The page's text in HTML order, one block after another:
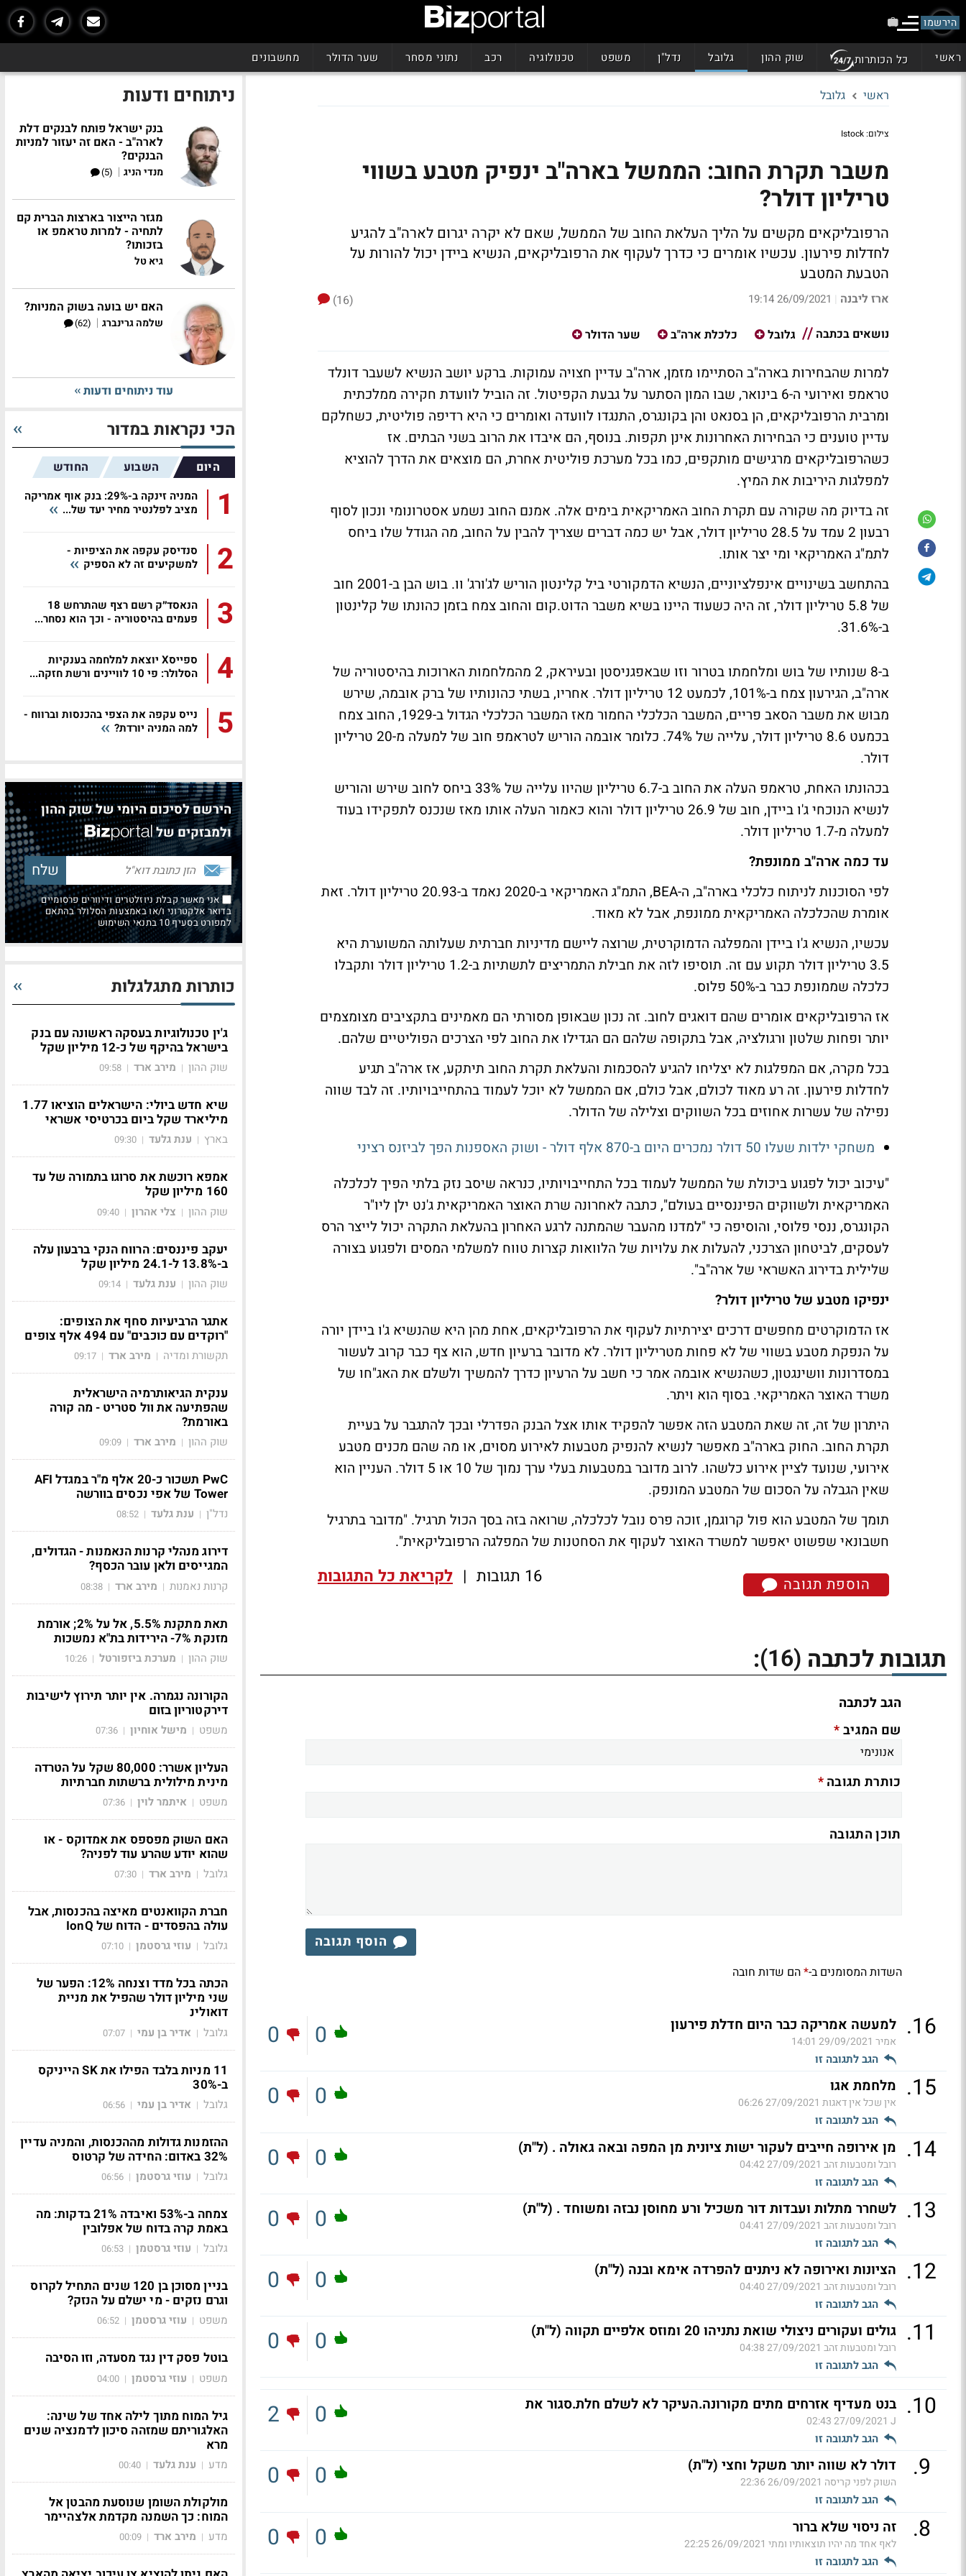
הירשמו
ראשי כל הכותרות שוק ההון גלובל נדל"ן משפט טכנולוגיה רכב נתוני מסחר שער הדולר מחשבונים
ראשי גלובל
צילום: Istock
משבר תקרת החוב: הממשל בארה"ב ינפיק מטבע בשווי
טריליון דולר?
הרפובליקאים מקשים על הליך העלאת החוב של הממשל, שאם לא יקרה יגרום לארה"ב להגיע
לחדלות פירעון. עכשיו אומרים כי כדרך לעקוף את הרפובליקאים, הנשיא ביידן יכול להורות על
הטבעת המטבע
ארז ליבנה |
26/09/2021 19:14
(16)
נושאים בכתבה
גלובל כלכלת ארה"ב שער הדולר
למרות שהבחירות בארה"ב הסתיימו מזמן, ארה"ב עדיין חצויה עמוקות. ברקע יושב הנשיא לשעבר דונלד
טראמפ ואירועי ה-6 בינואר, שבו המון הסתער על גבעת הקפיטול. זה הוביל לוועדת חקירה ממלכתית
ומרבית הרפובליקאים, הן בסנאט והן בקונגרס, התנגדו לוועדה ואומרים כי היא רדיפה פוליטית, כשחלקם
עדיין טוענים כי הבחירות האחרונות אינן תקפות. בנוסף, הם איבדו את הרוב בשני הבתים. אז
כשהרפובליקאים מרגישים מותקפים, כמו בכל מערכת פוליטית אחרת, הם מוצאים את הדרך להוציא
למפלגות היריבות את המיץ.
זה בדיוק מה שקורה עם תקרת החוב האמריקאית בימים אלה. אמנם החוב נשמע אסטרונומי ונכון לסוף
רבעון 2 עמד על 28.5 טריליון דולר, אבל יש כמה דברים שצריך להבין על החוב, מה הגודל שלו ביחס
לתמ"ג האמריקאי ומי יצר אותו.
בהתחשב בשינויים אינפלציוניים, הנשיא הדמקורטי ביל קלינטון הוריש לג'ורג' וו. בוש הבן ב-2001 חוב
של 5.8 טריליון דולר, זה היה כשעוד היינו בשיא משבר הדוט.קום והחוב צמח בזמן כהונתו של קלינטון
ב-31.6%.
ב-8 שנותיו של בוש ומלחמתו בטרור וזו שבאפגניסטן ובעיראק, 2 מהמלחמות הארוכות בהיסטוריה של
ארה"ב, הגירעון צמח ב-101%, לכמעט 12 טריליון דולר. אחריו, בשתי כהונותיו של ברק אובמה, שירש
מבוש את משבר הסאב פריים, המשבר הכלכלי החמור מאז המשבר הכלכלי הגדול ב-1929, החוב צמח
בכמעט 8.6 טריליון דולר, עלייה של 74%. כלומר אובמה הוריש לטראמפ חוב של למעלה מ-20 טריליון
דולר.
בכהונתו האחת, טראמפ העלה את החוב ב-6.7 טריליון שהיוו עלייה של 33% ביחס לחוב שירש והוריש
לנשיא הנוכחי ג'ו ביידן, חוב של 26.9 טריליון דולר והוא כאמור העלה אותו מאז שנכנס לתפקידו בעוד
למעלה מ-1.7 טריליון דולר.
עד כמה ארה"ב ממונפת?
לפי הסוכנות לניתוח כלכלי בארה"ב, ה-BEA, התמ"ג האמריקאי ב-2020 נאמד ב-20.93 טריליון דולר. זאת
אומרת שהכלכלה האמריקאית ממונפת, אבל לא מאוד.
עכשיו, הנשיא ג'ו ביידן והמפלגה הדמוקרטית, שרוצה ליישם מדיניות חברתית שעלותה המשוערת היא
3.5 טריליון דולר תקוע עם זה. תוסיפו לזה את חבילת התמריצים לתשתיות ב-1.2 טריליון דולר ותקבלו
כלכלה שממונפת כבר ב-50% פלוס.
אז הרפובליקאים אומרים שהם דואגים לחוב. זה נכון שבאופן מסורתי הם מאמינים בתקציבים מצומצמים
יותר ופחות שלטון ורגולציה, אבל בתקופה שלהם הם הגדילו את החוב לפי הצרכים הפוליטיים שלהם.
בכל מקרה, אם המפלגות לא יצליחו להגיע להסכמות והעלאת תקרת החוב תיתקע, אז ארה"ב תגיע
לחדלות פירעון. זה רע מאוד לכולם, אבל כולם, אם הממשל לא יוכל לעמוד בהתחייבויותיו. זה לבד שווה
נפילה של עשרות אחוזים בכל השווקים וצלילה של הדולר.
משחקי ילדות שעלו 50 דולר נמכרים היום ב-870 אלף דולר - ושוק האספנות הפך לביזנס רציני
"עיכוב יכול לפגוע ביכולת של הממשל לעמוד בכל התחייבויותיו, כנראה שיסב נזק בלתי הפיך לכלכלה
האמריקאית ולשווקים הפיננסיים בעולם", כתבה לאחרונה שרת האוצר האמריקאית ג'נט ילן ליו"ר
הקונגרס, ננסי פלוסי, והוסיפה כי "למדנו מהעבר שהמתנה לרגע האחרון בהעלאת התקרה יכול לייצר הרס
לעסקים, לביטחון הצרכני, להעלות את עלויות של הלוואות קצרות טווח למשלמי המסים ולפגוע בצורה
שלילית בדירוג האשראי של ארה"ב".
ינפיקו מטבע של טריליון דולר?
אז הדמוקרטים מחפשים דרכים יצירתיות לעקוף את הרפובליקאים, אחת מהן היא שהנשיא ג'ו ביידן יורה
על הנפקת מטבע בשווי של לא פחות מטריליון דולר. לא מדובר ברעיון חדש, הוא צף כבר קרוב לעשור
במסדרונות וושינגטון, כשהנשיא אובמה אמר כי חשב על הרעיון כדרך להמשיך ולשלם את האג"חו של
משרד האוצר האמריקאי. בסוף הוא ויתר.
היתרון של זה, זה שאת המטבע הזה אפשר להפקיד אותו אצל הבנק הפדרלי ובכך להתגבר על בעיית
תקרת החוב. החוק בארה"ב מאפשר לנשיא להנפיק מטבעות לאירוע מסוים, או מה שהם מכנים מטבע
אירועי, שנועד לציין אירוע כלשהו. לרוב מדובר במטבעות בעלי ערך נמוך של 10 או 5 דולר. העניין הוא
שאין הגבלה על הסכום של המטבע המונפק.
תומך של המטבע הוא פול קרוגמן, זוכה פרס נובל לכלכלה, שרואה בזה בסך הכול תרגיל. "מדובר בתרגיל
חשבונאי שפשוט יאפשר למשרד האוצר לעקוף את הסחטנות של המפלגה הרפובליקאית".
הוספת תגובה 16 תגובות | לקריאת כל התגובות
תגובות לכתבה (16)
:
הגב לכתבה
שם המגיב*
כותרת תגובה*
תוכן התגובה
הוסף תגובה
השדות המסומנים ב-*הם שדות חובה
16
. למעשה אמריקה כבר היום חדלת פירעון
אמיר 29/09/2021 14:01
הגב לתגובה זו
0
0
15
. מלחמת אגו
אין שכל אין דאגות 27/09/2021 06:26
הגב לתגובה זו
0
0
14
. מן אירופה חייבים לעקור ישות ציונית מן המפה ובאה גאולה . (ל"ת)
רובל ומטבעות זהב 27/09/2021 04:42
הגב לתגובה זו
0
0
13
. לשחרר מתלות ועבדות דור משכיל ורע מחוסן נבזה ומשוחד . (ל"ת)
רובל ומטבעות זהב 27/09/2021 04:41
הגב לתגובה זו
0
0
12
. הציונות ואירופה לא ניתנים להפרדה אימא ובנה (ל"ת)
רובל ומטבעות זהב 27/09/2021 04:40
הגב לתגובה זו
0
0
11
. גולים ועקורים ניצולי שואת נתניהו 20 ומוזס אלפיים תקווה (ל"ת)
רובל ומטבעות זהב 27/09/2021 04:38
הגב לתגובה זו
0
0
10
. בנט מעדיף אזרחים מתים מקורונה.העיקר לא לשלם חלת.סגור את
J
27/09/2021 02:43
הגב לתגובה זו
0
2
9
. דולר לא שווה יותר משקל וחצי (ל"ת)
השוק לפני קריסה 26/09/2021 22:36
הגב לתגובה זו
0
0
8
. זה ניסוי שלא ברור
לאף אחד מה יהיו תוצאותיו ומתי 26/09/2021 22:25
הגב לתגובה זו
0
0
ניתוחים ודעות
בנק ישראל פותח לבנקים דלת
לארה"ב - האם זה יעזור למניות
הבנקים?
מנדי הניג |
(5)
מגזר הייצור בארצות הברית קם
לתחיה - למרות טראמפ או
בזכותו?
גיא טל
האם יש בועה בשוק המניות?
שלמה גרינברג |
(62)
עוד ניתוחים ודעות
הכי נקראות במדור
היום השבוע החודש
1
המניה זינקה ב-29%: בנק אוף אמריקה
מציב לפלנטיר מחיר יעד של...
2
סנדיסק עקפה את הציפיות -
למשקיעים זה לא הספיק
3
הנאסד״ק רשם רצף שהתרחש 18
פעמים בהיסטוריה - וכך הוא נסחר...
4
ספייסX יוצאת למלחמה בענקיות
הסלולר: פי 10 לוויינים ורשת חזקה...
5
נייס עקפה את הצפי בהכנסות וברווח -
למה המניה יורדת?
הירשם לסיכום היומי של שוק ההון
ולמבזקים של
אני מאשר קבלת ניוזלטרים ודיוורים פרסומיים
בדואר אלקטרוני ו/או באמצעות הסלולר בהתאם
למפורט בסעיף 10 בתנאי השימוש
כותרות מתגלגלות
ג'ין טכנולוגיות בעסקה ראשונה עם בנק
בישראל בהיקף של כ-12 מיליון שקל
שוק ההון | מירב ארד |
09:58
שיא חדש ביולי: הישראלים הוציאו 1.77
מיליארד שקל ביום בכרטיסי אשראי
בארץ | ענת גלעד |
09:30
אמפא רוכשת את סרוגו בתמורה של עד
160 מיליון שקל
שוק ההון | צלי אהרון |
09:40
יעקב פיננסים: הרווח הנקי ברבעון עלה
ב-13.8% ל-24.1 מיליון שקל
שוק ההון | ענת גלעד |
09:14
אתגר הרביעיות סחף את הצופים:
"רוקדים עם כוכבים" עם 494 אלף צופים
תקשורת ומדיה | מירב ארד |
09:17
ענקית הגיאותרמיה הישראלית
שהפתיעה את וול סטריט - מה קורה
באורמת?
שוק ההון | מירב ארד |
09:09
PwC תשכור כ-20 אלף מ"ר במגדל AFI
Tower של אפי נכסים בוורשה
נדל"ן | ענת גלעד |
08:52
דירוג מנהלי קרנות הנאמנות - הגדולים,
המגייסים ולאן עובר הכסף?
קרנות נאמנות | מירב ארד |
08:38
תאת מתקנת 5.5%, אל על 2%; אורמת
מזנקת 7%- הירידות בת"א נמשכות
שוק ההון | מערכת ביזפורטל |
10:26
הקורונה נגמרה. אין יותר תירוץ לישיבות
דירקטוריון בזום
משפט | מישל אוחיון |
07:36
העליון אשרר: 80,000 שקל על הטרדה
מינית מילולית ברשתות חברתיות
משפט | איתמר לוין |
07:36
האם השוק מפספס את אמדוקס - או
שהוא יודע שהרע עוד לפניה?
גלובל | מירב ארד |
07:30
חברת הקוואנטים מאיצה בהכנסות, אבל
עולה בהפסדים - הדוח של IonQ
גלובל | עוזי גרסטמן |
07:10
הכתה בכל מדד וצנחה 12%: הפער של
שני מיליון דולר שהפיל את מניית
דואולינ
גלובל | אדיר בן עמי |
07:07
11 מניות בלבד הפילו את SK הייניקס
ב-30%
גלובל | אדיר בן עמי |
06:56
ההזמנות גדולות מההכנסות, והמניה עדיין
32% באדום: החידה של קרטוס
גלובל | עוזי גרסטמן |
06:56
צמחה ב-53% ואיבדה 21% בדקות: מה
באמת קרה בדוח של אפלובין
גלובל | עוזי גרסטמן |
06:53
בניין מסוכן בן 120 שנים התחיל לקרוס
וגרם נזקים - מי ישלם על הנזק?
משפט | עוזי גרסטמן |
06:52
בוטל פסק דין נגד מסעדה, וזו הסיבה
משפט | עוזי גרסטמן |
04:00
גיל המוח מתוך לילה אחד של שינה:
האלגוריתם שמזהה סיכון לדמנציה שנים
מרא
מדע | ענת גלעד |
00:40
מולקולת השומן שנוסעת מהבטן אל
המוח: כך השמנה מקדמת אלצהיימר
מדע | מירב ארד |
00:09